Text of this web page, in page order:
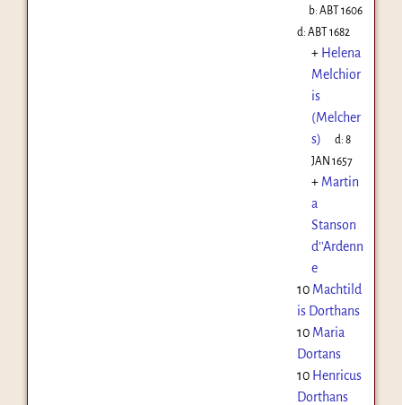
b:ABT 1606
d: ABT 1682
+ Helena
Melchior
is
(Melcher
s)
d:8
JAN 1657
+ Martin
a
Stanson
d''Ardenn
e
10 Machtild
is Dorthans
10 Maria
Dortans
10 Henricus
Dorthans